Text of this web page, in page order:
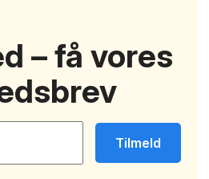
– få vores
Tilmeld